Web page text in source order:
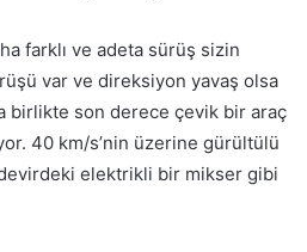
farklı ve adeta sürüş sizin
var ve direksiyon yavaş olsa
birlikte son derece çevik bir araç
40 km/s’nin üzerine gürültülü
elektrikli bir mikser gibi